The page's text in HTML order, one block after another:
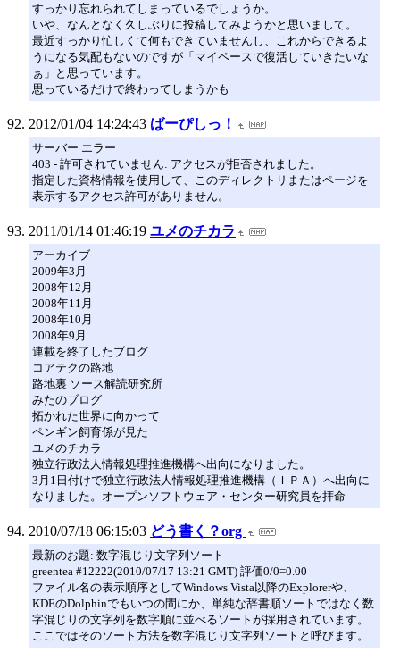
すっかり忘れられてしまっているでしょうか。
いや、なんとなく久しぶりに投稿してみようかと思いまして。
最近すっかり忙しくて何もできていませんし、これからできるよ
うになる気配もないのですが「マイペースで復活していきたいな
ぁ」と思っています。
思っているだけで終わってしまうかも
2012/01/04 14:24:43 ばーぴしっ！
サーバー エラー
403 - 許可されていません: アクセスが拒否されました。
指定した資格情報を使用して、このディレクトリまたはページを
表示するアクセス許可がありません。
2011/01/14 01:46:19 ユメのチカラ
アーカイブ
2009年3月
2008年12月
2008年11月
2008年10月
2008年9月
連載を終了したブログ
コアテクの路地
路地裏 ソース解読研究所
みたのブログ
拓かれた世界に向かって
ペンギン飼育係が見た
ユメのチカラ
独立行政法人情報処理推進機構へ出向になりました。
3月1日付けで独立行政法人情報処理推進機構（ＩＰＡ）へ出向に
なりました。オープンソフトウェア・センター研究員を拝命
2010/07/18 06:15:03 どう書く？org
最新のお題: 数字混じり文字列ソート
greentea #12222(2010/07/17 13:21 GMT) 評価0/0=0.00
ファイル名の表示順序としてWindows Vista以降のExplorerや、
KDEのDolphinでもいつの間にか、単純な辞書順ソートではなく数
字混じりの文字列を数字順に並べるソートが採用されています。
ここではそのソート方法を数字混じり文字列ソートと呼びます。